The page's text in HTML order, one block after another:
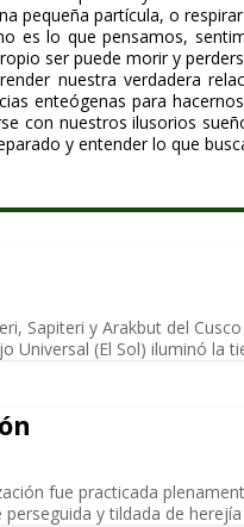
pequeña partícula, o
es lo que pensamos,
ser puede morir y
nuestra verdadera
enteógenas para
con nuestros ilusorios
y entender lo que
Sapiteri y Arakbut del
Universal (El Sol) iluminó la
fue practicada
y tildada de